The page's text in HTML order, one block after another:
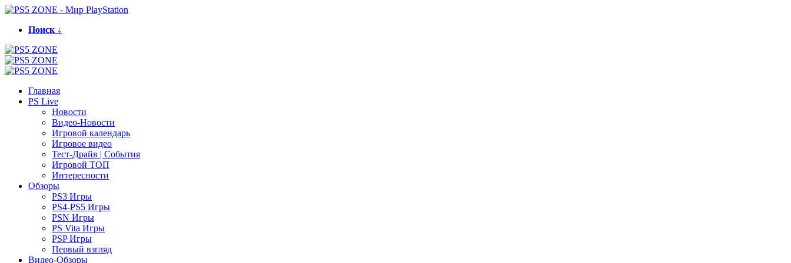
Поиск ↓
Главная
PS Live
Новости
Видео-Новости
Игровой календарь
Игровое видео
Тест-Драйв | События
Игровой ТОП
Интересности
Обзоры
PS3 Игры
PS4-PS5 Игры
PSN Игры
PS Vita Игры
PSP Игры
Первый взгляд
Видео-Обзоры